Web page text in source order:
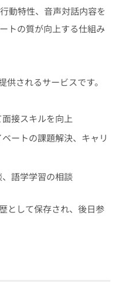
動特性、音声対話内容を
トの質が向上する仕組み
されるサービスです。
面接スキルを向上
ベートの課題解決、キャリ
、語学学習の相談
として保存され、後日参